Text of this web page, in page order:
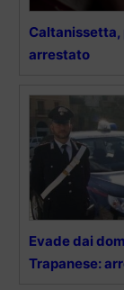
arrestato
Evade dai
Trapanese: